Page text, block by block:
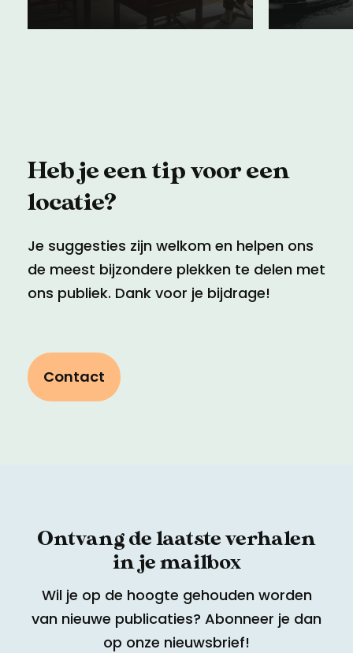
Heb je een tip voor een
locatie?
Je suggesties zijn welkom en helpen ons
de meest bijzondere plekken te delen met
ons publiek. Dank voor je bijdrage!
Contact
Ontvang de laatste verhalen
in je mailbox
Wil je op de hoogte gehouden worden
van nieuwe publicaties? Abonneer je dan
op onze nieuwsbrief!